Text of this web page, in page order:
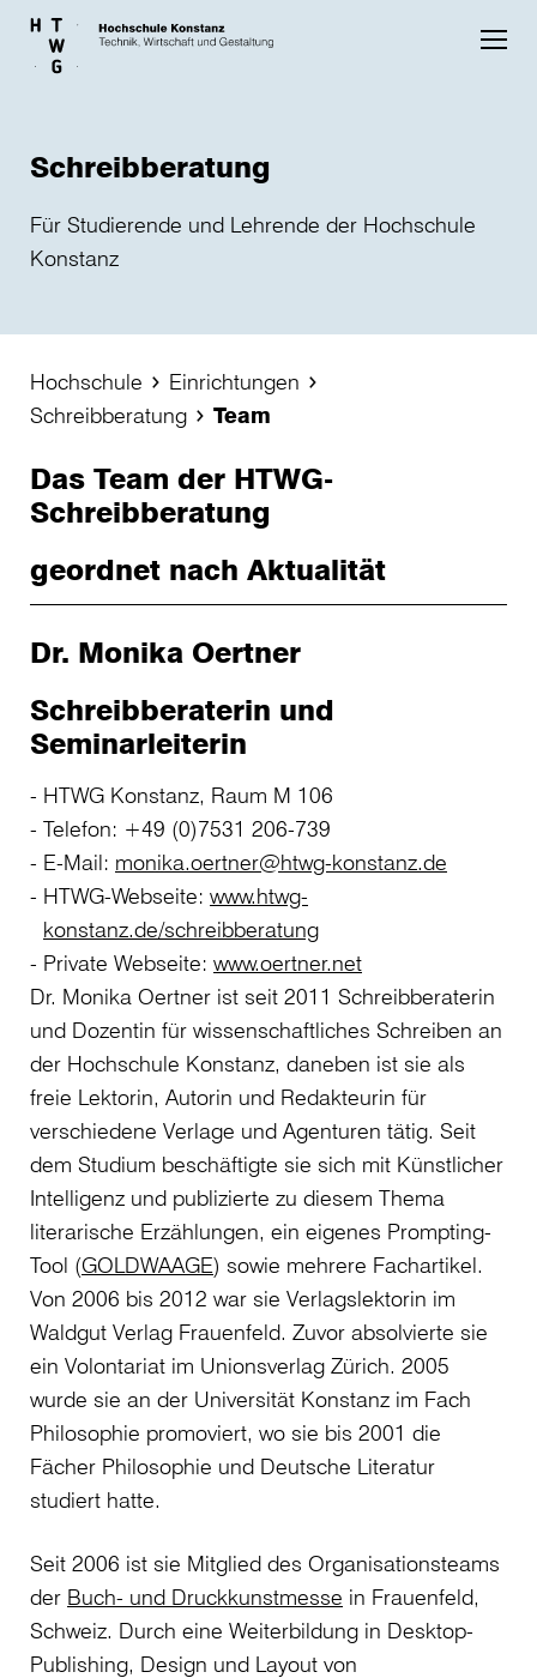
Skip to main content
Schreibberatung
Für Studierende und Lehrende der Hochschule
Konstanz
Hochschule
Einrichtungen
Schreibberatung
Team
Das Team der HTWG-
Schreibberatung
geordnet nach Aktualität
Dr. Monika Oertner
Schreibberaterin und
Seminarleiterin
HTWG Konstanz, Raum M 106
Telefon: +49 (0)7531 206-739
E-Mail: monika.oertner@htwg-konstanz.de
HTWG-Webseite: www.htwg-
konstanz.de/schreibberatung
Private Webseite: www.oertner.net
Dr. Monika Oertner ist seit 2011 Schreibberaterin
und Dozentin für wissenschaftliches Schreiben an
der Hochschule Konstanz, daneben ist sie als
freie Lektorin, Autorin und Redakteurin für
verschiedene Verlage und Agenturen tätig. Seit
dem Studium beschäftigte sie sich mit Künstlicher
Intelligenz und publizierte zu diesem Thema
literarische Erzählungen, ein eigenes Prompting-
Tool (GOLDWAAGE) sowie mehrere Fachartikel.
Von 2006 bis 2012 war sie Verlagslektorin im
Waldgut Verlag Frauenfeld. Zuvor absolvierte sie
ein Volontariat im Unionsverlag Zürich. 2005
wurde sie an der Universität Konstanz im Fach
Philosophie promoviert, wo sie bis 2001 die
Fächer Philosophie und Deutsche Literatur
studiert hatte.
Seit 2006 ist sie Mitglied des Organisationsteams
der Buch- und Druckkunstmesse in Frauenfeld,
Schweiz. Durch eine Weiterbildung in Desktop-
Publishing, Design und Layout von